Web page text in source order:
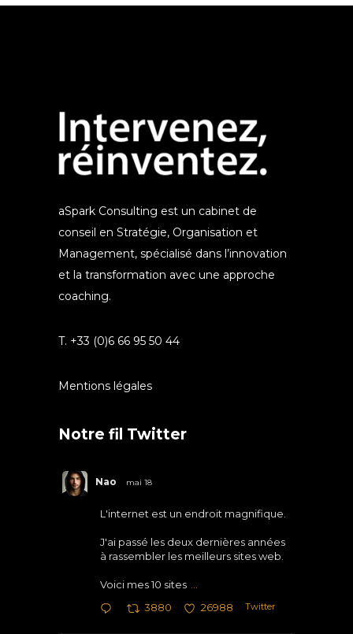
aSpark Consulting est un cabinet de
conseil en Stratégie, Organisation et
Management, spécialisé dans l’innovation
et la transformation avec une approche
coaching.
T. +33 (0)6 66 95 50 44
Mentions légales
Notre fil Twitter
Nao mai 18
L'internet est un endroit magnifique.
J'ai passé les deux dernières années
à rassembler les meilleurs sites web.
Voici mes 10 sites
3880 26988 Twitter